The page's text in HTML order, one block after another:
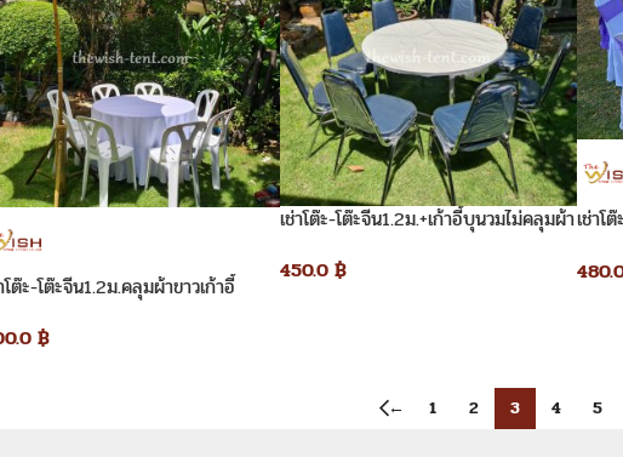
เช่าโ
เช่าโต๊ะ-โต๊ะจีน1.2ม.+เก้าอี้บุนวมไม่คลุมผ้า
450.0 ฿
โต๊ะ-โต๊ะจีน1.2ม.คลุมผ้าขาวเก้าอี้
฿
← 1 2 3 4 5